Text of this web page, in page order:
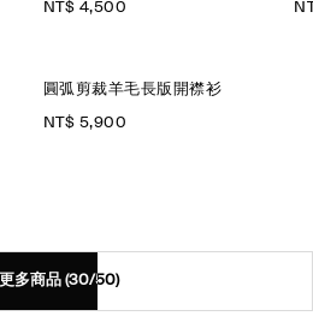
NT$ 4,500
圓弧剪裁羊毛長版開襟衫
NT$ 5,900
多商品 (30/50)